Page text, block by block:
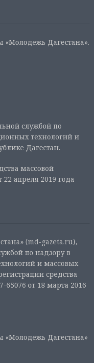
«Молодежь Дагестана».
службой по
технологий и
Дагестан.
массовой
апреля 2019 года
(md-gazeta.ru),
по надзору в
и массовых
средства
от 18 марта 2016
«Молодежь Дагестана»